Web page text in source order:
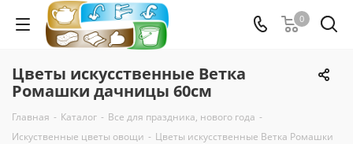
0
Цветы искусственные Ветка
Ромашки дачницы 60см
Главная - Каталог - Все для праздника, нового года -
Искуственные цветы овощи - Цветы искусственные Ветка Ромашки